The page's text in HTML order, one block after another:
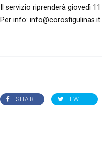
Il servizio riprenderà giovedì
Per info: info@corosfigulinas.it
SHARE TWEET